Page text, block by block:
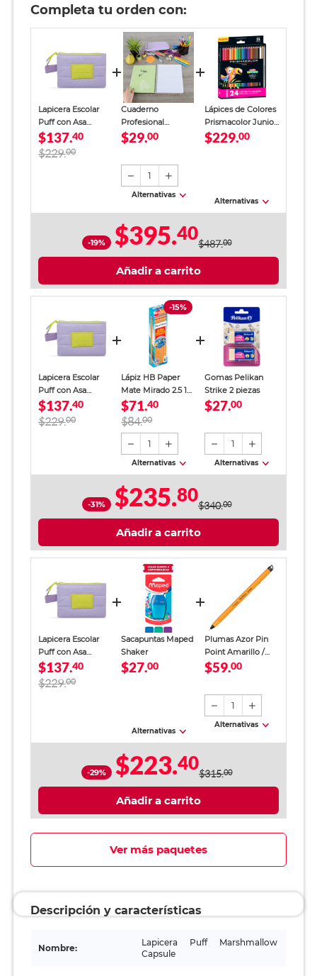
Completa tu orden con:
Lapicera Escolar
Puff con Asa
Marshmallow
Capsule Mujer
$137.40
$229.00
Cuaderno
Profesional
SkyBook Go Plus
$29.00
1
Alternativas
Lápices de Colores
Prismacolor Junior
24 piezas
$229.00
Alternativas
-19% $395.40$487.00
Añadir a carrito
Lapicera Escolar
Puff con Asa
Marshmallow
Capsule Mujer
$137.40
$229.00
-15%
Lápiz HB Paper
Mate Mirado 2.5 12
piezas
$71.40
$84.00
1
Alternativas
Gomas Pelikan
Strike 2 piezas
$27.00
1
Alternativas
-31% $235.80$340.00
Añadir a carrito
Lapicera Escolar
Puff con Asa
Marshmallow
Capsule Mujer
$137.40
$229.00
Sacapuntas Maped
Shaker
$27.00
Alternativas
Plumas Azor Pin
Point Amarillo /
Punto fino / Tinta
$59.00
1
Alternativas
-29% $223.40$315.00
Añadir a carrito
Ver más paquetes
Descripción y características
Nombre:
Lapicera Puff Marshmallow
Capsule